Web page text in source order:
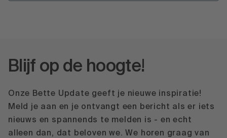
Blijf op de hoogte!
Onze Bette Update geeft je nieuwe inspiratie!
Meld je aan en je ontvangt een bericht als er iets
nieuws en spannends te melden is - en echt
alleen dan, dat beloven we. We horen graag van